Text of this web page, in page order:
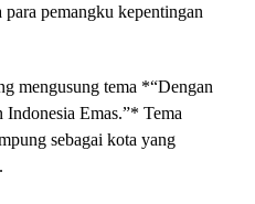
para pemangku kepentingan
mengusung tema *“Dengan
Emas.”* Tema
sebagai kota yang